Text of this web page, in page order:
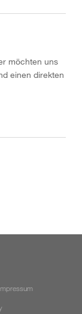
möchten uns
einen direkten